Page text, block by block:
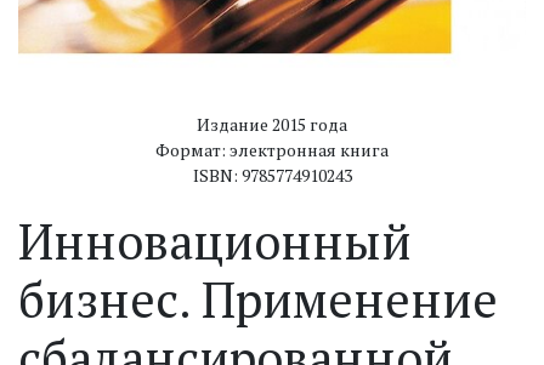
Издание 2015 года
Формат: электронная книга
ISBN: 9785774910243
Инновационный
бизнес. Применение